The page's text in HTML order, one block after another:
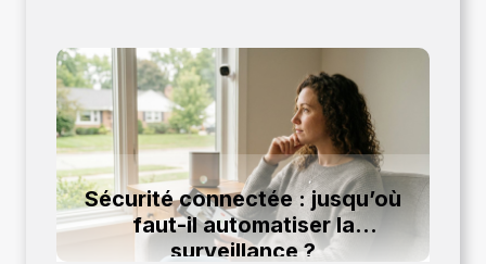
Sécurité connectée : jusqu’où
faut-il automatiser la
surveillance ?